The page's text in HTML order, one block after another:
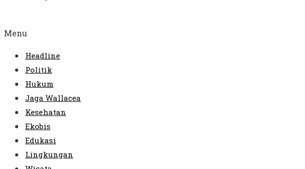
Menu
Headline
Politik
Hukum
Jaga Wallacea
Kesehatan
Ekobis
Edukasi
Lingkungan